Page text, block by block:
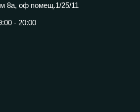
8а, оф помещ.1/25/11
- 20:00